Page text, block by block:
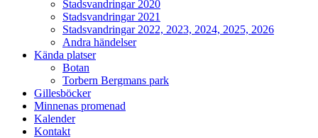
Stadsvandringar 2020
Stadsvandringar 2021
Stadsvandringar 2022, 2023, 2024, 2025, 2026
Andra händelser
Kända platser
Botan
Torbern Bergmans park
Gillesböcker
Minnenas promenad
Kalender
Kontakt